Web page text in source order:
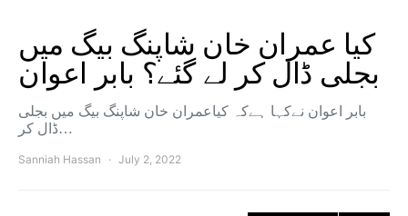
کیا عمران خان شاپنگ بیگ میں
بجلی ڈال کر لے گئے؟ بابر اعوان
بابر اعوان نےکہا ہےکہ کیاعمران خان شاپنگ بیگ میں بجلی
ڈال کر…
Sanniah Hassan July 2, 2022